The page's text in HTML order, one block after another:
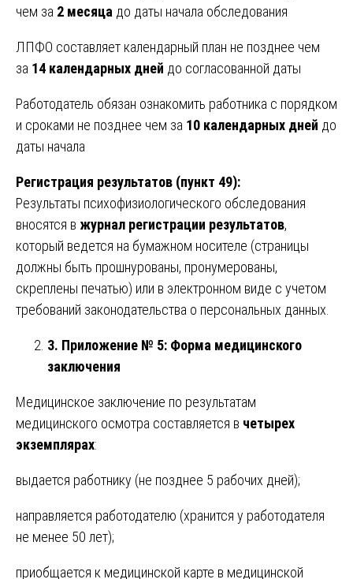
чем за 2 месяца до даты начала обследования
ЛПФО составляет календарный план не позднее чем
за 14 календарных дней до согласованной даты
Работодатель обязан ознакомить работника с порядком
и сроками не позднее чем за 10 календарных дней до
даты начала
Регистрация результатов (пункт 49):
Результаты психофизиологического обследования
вносятся в журнал регистрации результатов,
который ведется на бумажном носителе (страницы
должны быть прошнурованы, пронумерованы,
скреплены печатью) или в электронном виде с учетом
требований законодательства о персональных данных.
3. Приложение № 5: Форма медицинского
заключения
Медицинское заключение по результатам
медицинского осмотра составляется в четырех
экземплярах:
выдается работнику (не позднее 5 рабочих дней);
направляется работодателю (хранится у работодателя
не менее 50 лет);
приобщается к медицинской карте в медицинской